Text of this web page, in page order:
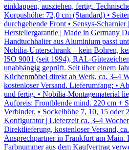
einklappen, ausziehen, fertig.
Korpushöhe: 72,0 cm (Standard) •
durchgehende Front • Sensys-
Herstellergarantie | Made in Germany
Handtuchhalter aus Aluminium passt
Nobilia-Unterschrank – kein Bohren,
ISO 9001 (seit 1994), RAL-
unabhängig geprüft. Seit über einem
Küchenmöbel direkt ab Werk, ca. 3–4
kostenloser Versand. Lieferumfang: •
und fertig. • Nobilia-Montagematerial
Aufpreis: Frontblende mind. 220 cm +
Verbinder. • Sockelhöhe 7, 10, 15 oder
Konfigurator | Lieferzeit ca. 3–4
Direktlieferung, kostenloser Versand,
Ansprechpartner in Frankfurt am Main.
Farbnummer aus dem Kaufvertrag